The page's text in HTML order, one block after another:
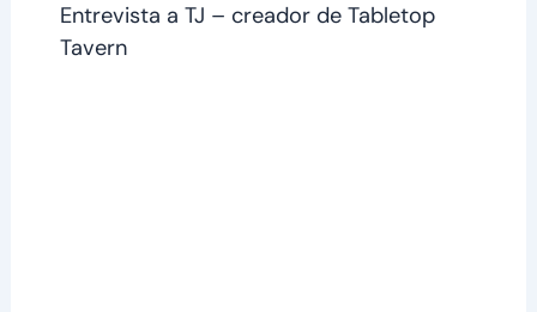
Entrevista a TJ – creador de Tabletop
Tavern